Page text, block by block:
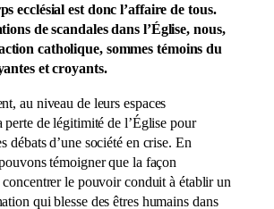
ecclésial est donc l’affaire de tous.
de scandales dans l’Église, nous,
catholique, sommes témoins du
et croyants.
au niveau de leurs espaces
perte de légitimité de l’Église pour
débats d’une société en crise. En
témoigner que la façon
concentrer le pouvoir conduit à établir un
qui blesse des êtres humains dans